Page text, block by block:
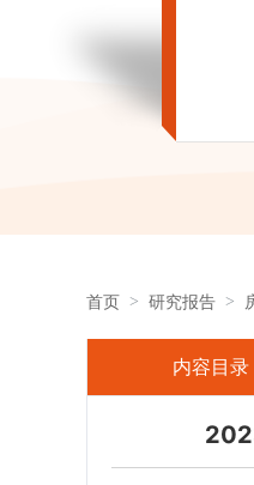
首页 研究报告
内容目录